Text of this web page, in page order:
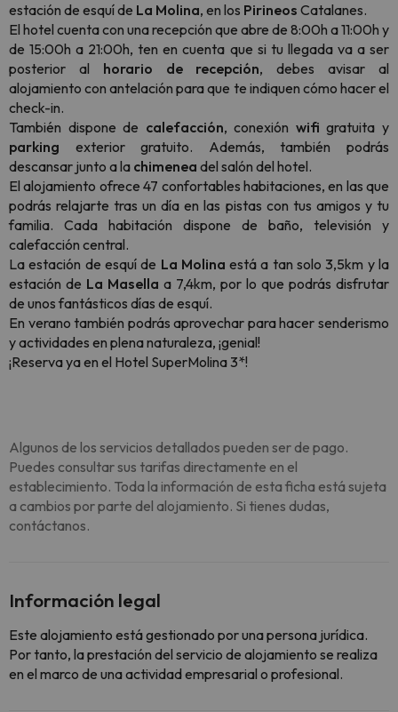
estación de esquí de La Molina, en los Pirineos Catalanes.
El hotel cuenta con una recepción que abre de 8:00h a 11:00h y
de 15:00h a 21:00h, ten en cuenta que si tu llegada va a ser
posterior al horario de recepción, debes avisar al
alojamiento con antelación para que te indiquen cómo hacer el
check-in.
También dispone de calefacción, conexión wifigratuita y
parking exterior gratuito. Además, también podrás
descansar junto a la chimenea del salón del hotel.
El alojamiento ofrece 47 confortables habitaciones, en las que
podrás relajarte tras un día en las pistas con tus amigos y tu
familia. Cada habitación dispone de baño, televisión y
calefacción central.
La estación de esquí de La Molinaestá a tan solo 3,5km y la
estación de La Masella a 7,4km, por lo que podrás disfrutar
de unos fantásticos días de esquí.
En verano también podrás aprovechar para hacer senderismo
y actividades en plena naturaleza, ¡genial!
¡Reserva ya en el Hotel SuperMolina 3*!
Algunos de los servicios detallados pueden ser de pago.
Puedes consultar sus tarifas directamente en el
establecimiento. Toda la información de esta ficha está sujeta
a cambios por parte del alojamiento. Si tienes dudas,
contáctanos.
Información legal
Este alojamiento está gestionado por una persona jurídica.
Por tanto, la prestación del servicio de alojamiento se realiza
en el marco de una actividad empresarial o profesional.